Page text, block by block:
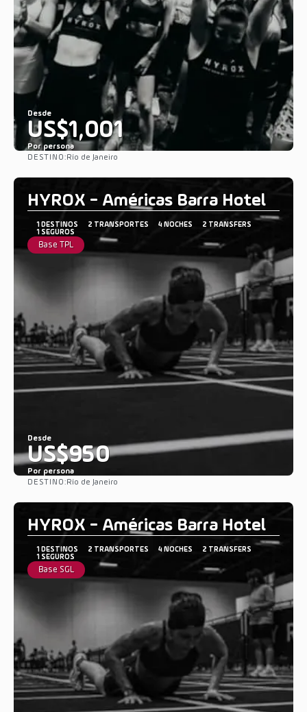
Desde
US$1,001
Por persona
DESTINO:Río de Janeiro
HYROX - Américas Barra Hotel
1 DESTINOS 2 TRANSPORTES 4 NOCHES
2 TRANSFERS
1 SEGUROS
Base TPL
Desde
US$950
Por persona
DESTINO:Río de Janeiro
HYROX - Américas Barra Hotel
1 DESTINOS 2 TRANSPORTES 4 NOCHES
2 TRANSFERS
1 SEGUROS
Base SGL